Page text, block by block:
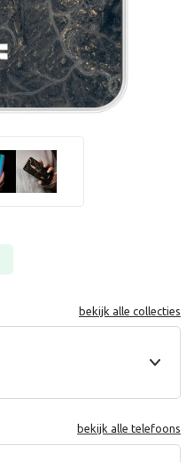
bekijk alle collecties
bekijk alle telefoons